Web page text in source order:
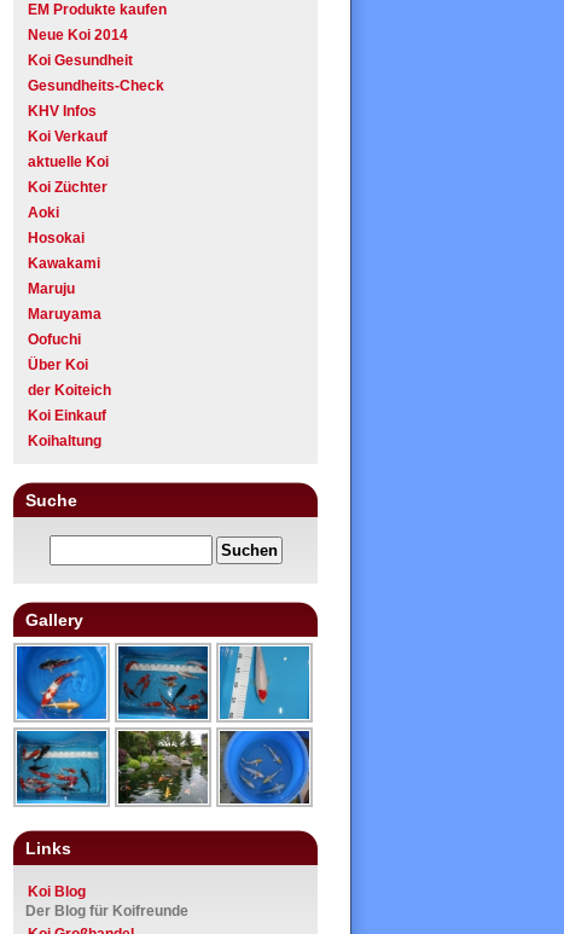
EM Produkte kaufen
Neue Koi 2014
Koi Gesundheit
Gesundheits-Check
KHV Infos
Koi Verkauf
aktuelle Koi
Koi Züchter
Aoki
Hosokai
Kawakami
Maruju
Maruyama
Oofuchi
Über Koi
der Koiteich
Koi Einkauf
Koihaltung
Suche
Gallery
Links
Koi Blog
Der Blog für Koifreunde